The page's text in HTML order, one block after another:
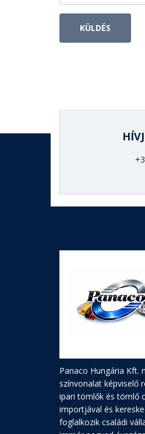
KÜLDÉS
Panaco Hungária Kft.
színvonalat képviselő
ipari tömlők és tömlő
importjával és
foglalkozik családi